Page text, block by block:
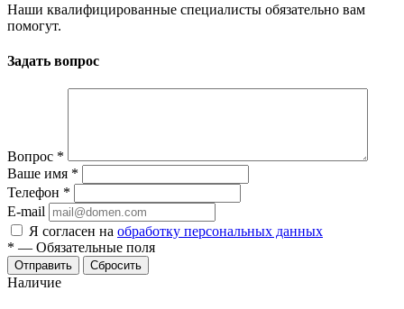
Наши квалифицированные специалисты обязательно вам
помогут.
Задать вопрос
Вопрос *
Ваше имя *
Телефон *
E-mail
Я согласен на обработку персональных данных
* — Обязательные поля
Сбросить
Наличие